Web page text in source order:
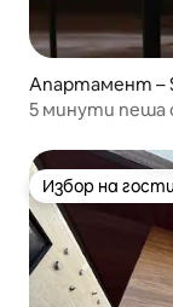
Апартамент –
5 минути пеша
Избор на
Избор на